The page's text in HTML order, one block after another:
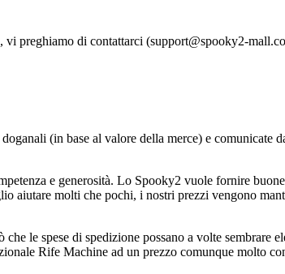
preghiamo di contattarci (support@spooky2-
(in base al valore della merce) e
e generosità. Lo Spooky2 vuole fornire
molti che pochi, i nostri prezzi vengono
le spese di spedizione possano a volte sembrare
Rife Machine ad un prezzo comunque molto